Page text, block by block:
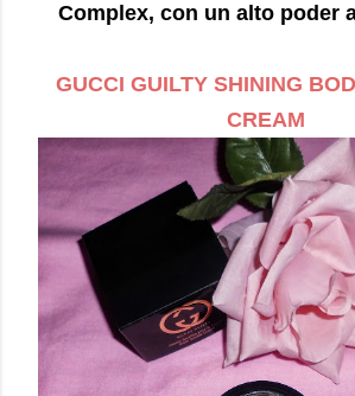
Complex , con un alto poder
GUCCI GUILTY SHINING
CREAM